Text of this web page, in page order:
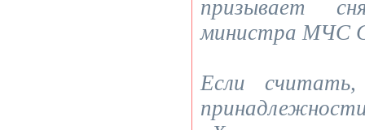
призывает
министра МЧС
Если считать,